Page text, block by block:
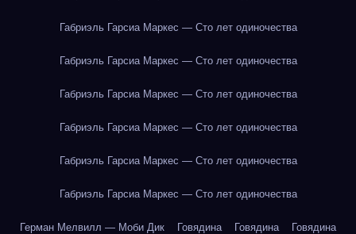
Габриэль Гарсиа Маркес — Сто лет одиночества
Габриэль Гарсиа Маркес — Сто лет одиночества
Габриэль Гарсиа Маркес — Сто лет одиночества
Габриэль Гарсиа Маркес — Сто лет одиночества
Габриэль Гарсиа Маркес — Сто лет одиночества
Габриэль Гарсиа Маркес — Сто лет одиночества
Герман Мелвилл — Моби Дик Говядина Говядина Говядина